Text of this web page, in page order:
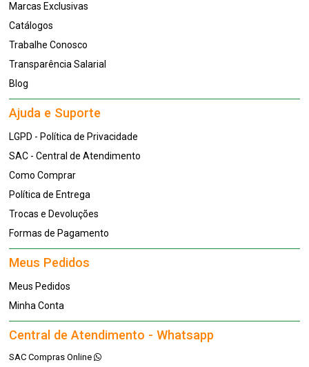
Marcas Exclusivas
Catálogos
Trabalhe Conosco
Transparência Salarial
Blog
Ajuda e Suporte
LGPD - Política de Privacidade
SAC - Central de Atendimento
Como Comprar
Política de Entrega
Trocas e Devoluções
Formas de Pagamento
Meus Pedidos
Meus Pedidos
Minha Conta
Central de Atendimento - Whatsapp
SAC Compras Online